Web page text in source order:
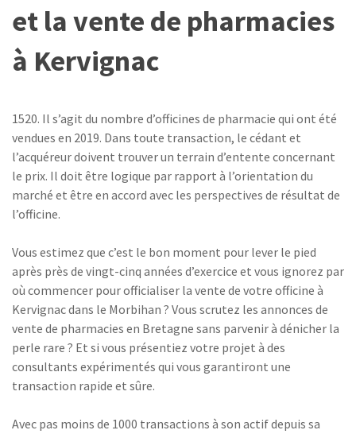
et la vente de pharmacies
à Kervignac
1520. Il s’agit du nombre d’officines de pharmacie qui ont été
vendues en 2019. Dans toute transaction, le cédant et
l’acquéreur doivent trouver un terrain d’entente concernant
le prix. Il doit être logique par rapport à l’orientation du
marché et être en accord avec les perspectives de résultat de
l’officine.
Vous estimez que c’est le bon moment pour lever le pied
après près de vingt-cinq années d’exercice et vous ignorez par
où commencer pour officialiser la vente de votre officine à
Kervignac dans le Morbihan ? Vous scrutez les annonces de
vente de pharmacies en Bretagne sans parvenir à dénicher la
perle rare ? Et si vous présentiez votre projet à des
consultants expérimentés qui vous garantiront une
transaction rapide et sûre.
Avec pas moins de 1000 transactions à son actif depuis sa